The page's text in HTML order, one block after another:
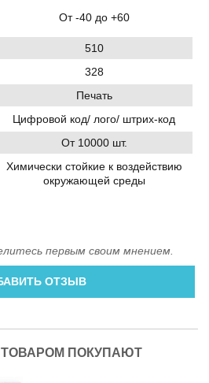
От -40 до +60
510
328
Печать
Цифровой код/ лого/ штрих-код
От 10000 шт.
Химически стойкие к воздействию
окружающей среды
первым своим мнением.
ОТЗЫВ
ТОВАРОМ ПОКУПАЮТ